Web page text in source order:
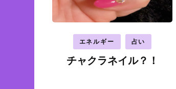
エネルギー 占い
チャクラネイル？！